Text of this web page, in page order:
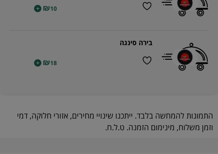
₪10
+
בירה סינגה
₪18
+
התמונות להמחשה בלבד. ייתכנו שינויי מחירים, אזורי חלוקה, דמי
וזמן משלוח, מינימום הזמנה. ט.ל.ח.